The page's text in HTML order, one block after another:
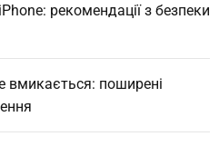
рекомендації з безпеки
вмикається: поширені